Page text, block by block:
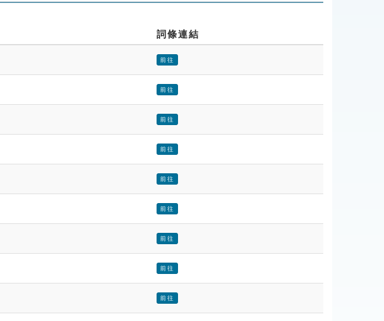
詞條連結
前往
前往
前往
前往
前往
前往
前往
前往
前往